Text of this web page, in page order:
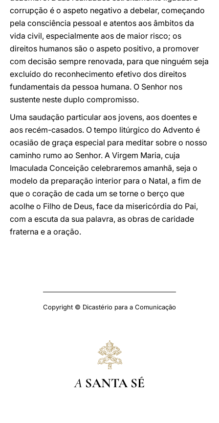
corrupção é o aspeto negativo a debelar, começando
pela consciência pessoal e atentos aos âmbitos da
vida civil, especialmente aos de maior risco; os
direitos humanos são o aspeto positivo, a promover
com decisão sempre renovada, para que ninguém seja
excluído do reconhecimento efetivo dos direitos
fundamentais da pessoa humana. O Senhor nos
sustente neste duplo compromisso.
Uma saudação particular aos jovens, aos doentes e
aos recém-casados. O tempo litúrgico do Advento é
ocasião de graça especial para meditar sobre o nosso
caminho rumo ao Senhor. A Virgem Maria, cuja
Imaculada Conceição celebraremos amanhã, seja o
modelo da preparação interior para o Natal, a fim de
que o coração de cada um se torne o berço que
acolhe o Filho de Deus, face da misericórdia do Pai,
com a escuta da sua palavra, as obras de caridade
fraterna e a oração.
Copyright © Dicastério para a Comunicação
A SANTA SÉ